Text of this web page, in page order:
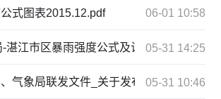
式图表2015.12.pdf 06-01 10:58
湛江市区暴雨强度公式及计算图表05-31 14:25
气象局联发文件_关于发布实施宁安市城
05-31 10:46